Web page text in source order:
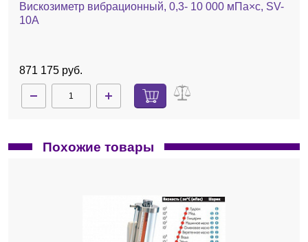
Вискозиметр вибрационный, 0,3- 10 000 мПа×с, SV-
10A
871 175 руб.
Похожие товары